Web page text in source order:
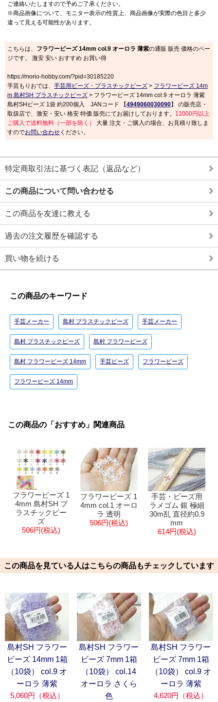
ご連絡いたしますので予めご了承ください。
※商品画像について、モニター表示の性質上、商品画像が実際の色目と多少
違って見える可能性があります。
こちらは、 フラワービーズ 14mm col.9 オーロラ 薄紫の通販 販売 価格のペー
ジです。 激安 安い おすすめ お買い得
https://morio-hobby.com/?pid=30185220
手芸もりおでは、 手芸用ビーズ・プラスチックビーズ > フラワービーズ 14m
m 島村SH プラスチックビーズ > フラワービーズ 14mm col.9 オーロラ 薄紫
島村SHビーズ 1袋 約200個入 JANコード 【4949060030090】 の販売店・
取扱店で、激安・安い 格安 特価 販売にてお届けしております。 11000円以上
ご購入で送料無料（一部を除く）
大量 注文・ご購入の場合、お見積り致しま
すのでお問い合わせ ください。
特定商取引法に基づく表記（返品など）
この商品について問い合わせる
この商品を友達に教える
過去の注文履歴を確認する
買い物を続ける
この商品のキーワード
手芸メーカー 島村 プラスチックビーズ 手芸メーカー
島村 プラスチックビーズ 島村 フラワービーズ
島村 フラワービーズ 14mm 手芸ビーズ フラワービーズ
フラワービーズ 14mm
この商品の「おすすめ」関連商品
フラワービーズ 1
4mm 島村SH プ
ラスチックビー
ズ
506円(税込)
フラワービーズ 1
4mm col.1 オーロ
ラ 透明
506円(税込)
手芸・ビーズ用
ラメゴム 銀 極細
30m乱 直径約0.9
mm
614円(税込)
この商品を見ている人はこちらの商品もチェックしています
島村SH フラワー
ビーズ 14mm 1箱
（10袋） col.9 オ
ーロラ 薄紫
5,060円（税込）
島村SH フラワー
ビーズ 7mm 1箱
（10袋） col.14
オーロラ さくら
色
島村SH フラワー
ビーズ 7mm 1箱
（10袋） col.9 オ
ーロラ 薄紫
4,620円（税込）